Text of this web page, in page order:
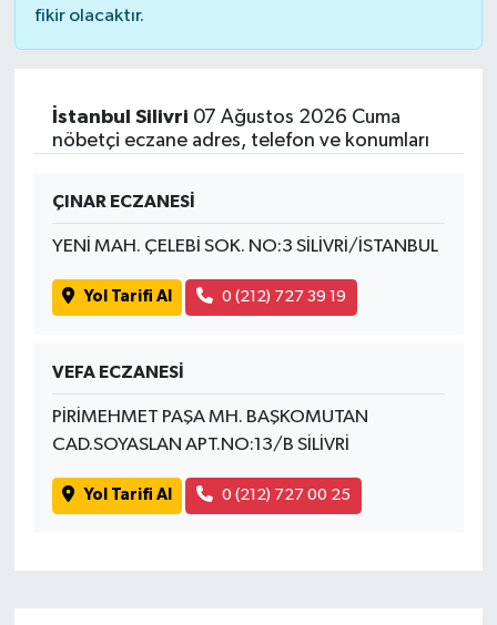
fikir olacaktır.
İstanbul Silivri 07 Ağustos 2026 Cuma
nöbetçi eczane adres, telefon ve konumları
ÇINAR ECZANESİ
YENİ MAH. ÇELEBİ SOK. NO:3 SİLİVRİ/İSTANBUL
Yol Tarifi Al 0 (212) 727 39 19
VEFA ECZANESİ
PİRİMEHMET PAŞA MH. BAŞKOMUTAN
CAD.SOYASLAN APT.NO:13/B SİLİVRİ
Yol Tarifi Al 0 (212) 727 00 25